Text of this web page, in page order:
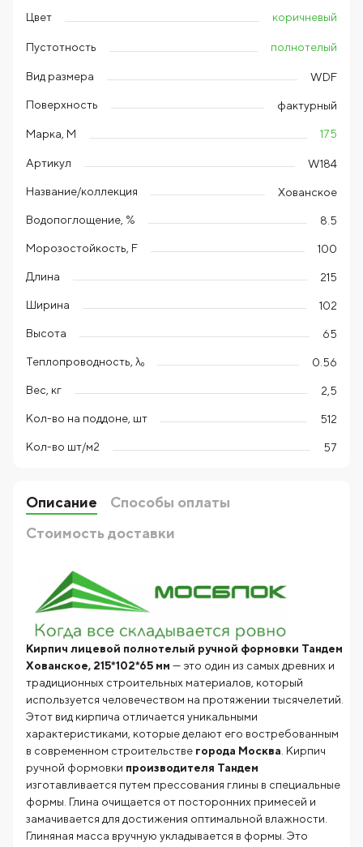
Цвет коричневый
Пустотность полнотелый
Вид размера WDF
Поверхность фактурный
Марка, М 175
Артикул W184
Название/коллекция Хованское
Водопоглощение, % 8.5
Морозостойкость, F 100
Длина 215
Ширина 102
Высота 65
Теплопроводность, λ₀ 0.56
Вес, кг 2,5
Кол-во на поддоне, шт 512
Кол-во шт/м2 57
Описание
Способы оплаты
Стоимость доставки
Кирпич лицевой полнотелый ручной формовки Тандем
Хованское, 215*102*65 мм — это один из самых древних и
традиционных строительных материалов, который
используется человечеством на протяжении тысячелетий.
Этот вид кирпича отличается уникальными
характеристиками, которые делают его востребованным
в современном строительстве города Москва . Кирпич
ручной формовки производителя Тандем
изготавливается путем прессования глины в специальные
формы. Глина очищается от посторонних примесей и
замачивается для достижения оптимальной влажности.
Глиняная масса вручную укладывается в формы. Это